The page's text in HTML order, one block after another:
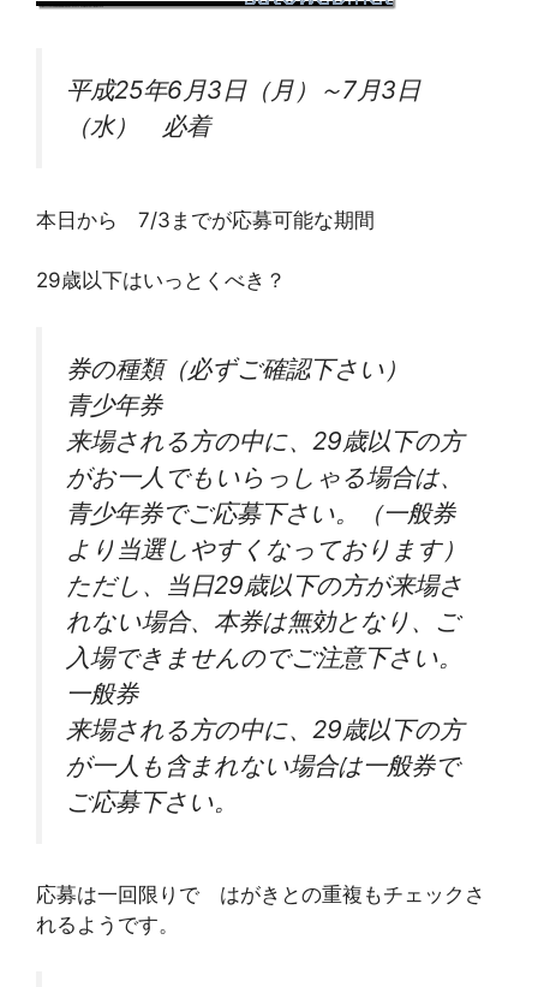
平成25年6月3日（月）～7月3日
（水） 必着
本日から 7/3までが応募可能な期間
29歳以下はいっとくべき？
券の種類（必ずご確認下さい）
青少年券
来場される方の中に、29歳以下の方
がお一人でもいらっしゃる場合は、
青少年券でご応募下さい。（一般券
より当選しやすくなっております）
ただし、当日29歳以下の方が来場さ
れない場合、本券は無効となり、ご
入場できませんのでご注意下さい。
一般券
来場される方の中に、29歳以下の方
が一人も含まれない場合は一般券で
ご応募下さい。
応募は一回限りで はがきとの重複もチェックさ
れるようです。